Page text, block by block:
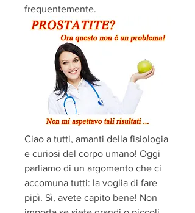
frequentemente.
Ciao a tutti, amanti della fisiologia
e curiosi del corpo umano! Oggi
parliamo di un argomento che ci
accomuna tutti: la voglia di fare
pipì. Sì, avete capito bene! Non